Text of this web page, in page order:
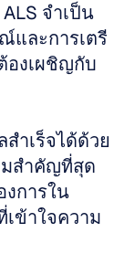
จำเป็น
และการเตรี
องเผชิญกับ
ำเร็จได้ด้วย
มสำคัญที่สุด
งการใน
ข้าใจความ